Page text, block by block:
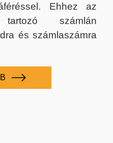
Ehhez az
tartozó számlán
és számlaszámra